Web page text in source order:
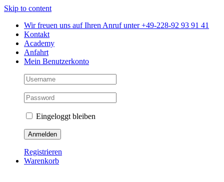
Skip to content
Wir freuen uns auf Ihren Anruf unter +49-228-92 93 91 41
Kontakt
Academy
Anfahrt
Mein Benutzerkonto
Eingeloggt bleiben
Registrieren
Warenkorb